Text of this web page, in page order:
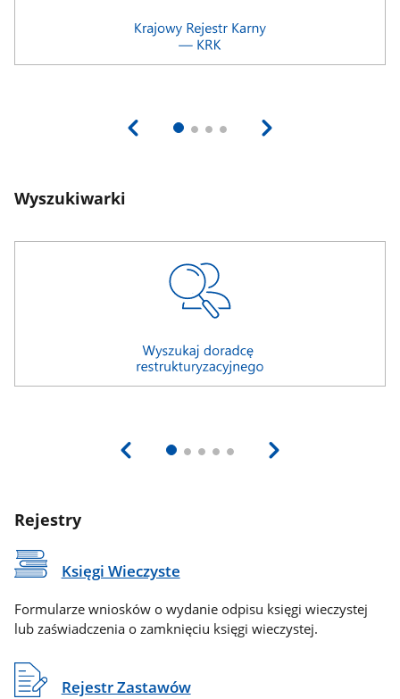
Wyszukiwarki
Rejestry
Księgi Wieczyste
Formularze wniosków o wydanie odpisu księgi wieczystej
lub zaświadczenia o zamknięciu księgi wieczystej.
Rejestr Zastawów